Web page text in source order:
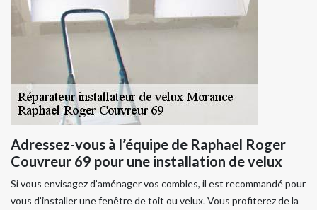
Adressez-vous à l’équipe de Raphael Roger
Couvreur 69 pour une installation de velux
Si vous envisagez d’aménager vos combles, il est recommandé pour
vous d’installer une fenêtre de toit ou velux. Vous profiterez de la